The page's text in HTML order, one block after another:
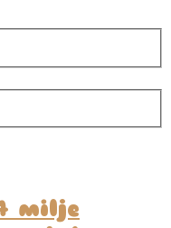
milje